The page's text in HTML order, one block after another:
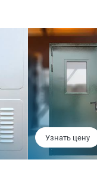
Узнать цену